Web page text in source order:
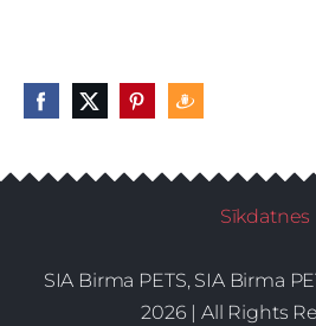
Sīkdatnes
SIA Birma PETS, SIA Birma
2026 | All Rights